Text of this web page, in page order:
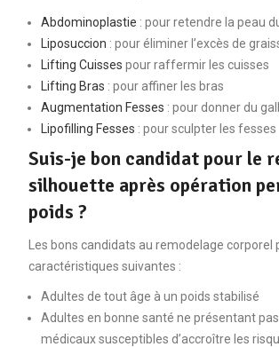
Abdominoplastie : pour retendre la peau
Liposuccion : pour éliminer l’excès de
Lifting Cuisses pour raffermir les cuisses
Lifting Bras : pour affiner les bras
Augmentation Fesses : pour donner du
Lipofilling Fesses : pour sculpter les fesses
Suis-je bon candidat pour le
silhouette après opération
poids ?
Les bons candidats au remodelage corporel
caractéristiques suivantes :
Adultes de tout âge à un poids stabilisé
Adultes en bonne santé ne présentant
médicaux susceptibles d’accroître les